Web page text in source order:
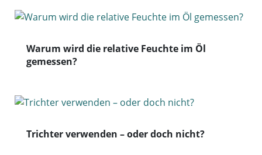
Warum wird die relative Feuchte im Öl
gemessen?
Trichter verwenden – oder doch nicht?